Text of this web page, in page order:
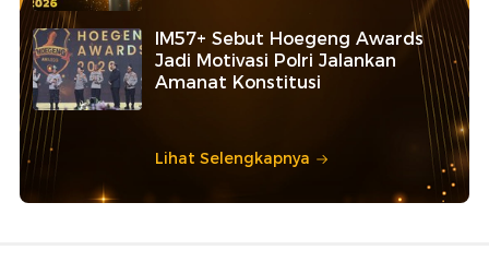
IM57+ Sebut Hoegeng Awards
Jadi Motivasi Polri Jalankan
Amanat Konstitusi
Lihat Selengkapnya